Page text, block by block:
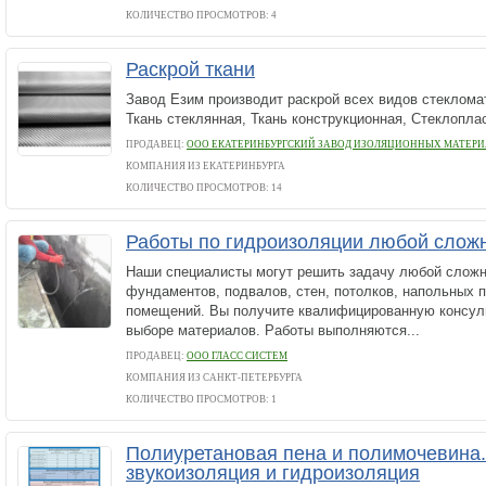
КОЛИЧЕСТВО ПРОСМОТРОВ: 4
Раскрой ткани
Завод Езим производит раскрой всех видов
Ткань стеклянная, Ткань конструкционная,
ПРОДАВЕЦ: ООО ЕКАТЕРИНБУРГСКИЙ ЗАВОД ИЗОЛЯЦИОННЫХ
КОМПАНИЯ ИЗ ЕКАТЕРИНБУРГА
КОЛИЧЕСТВО ПРОСМОТРОВ: 14
Работы по гидроизоляции любой
Наши специалисты могут решить задачу любой
фундаментов, подвалов, стен, потолков, напольных
помещений. Вы получите квалифицированную
выборе материалов. Работы выполняются...
ПРОДАВЕЦ: ООО ГЛАСС СИСТЕМ
КОМПАНИЯ ИЗ САНКТ-ПЕТЕРБУРГА
КОЛИЧЕСТВО ПРОСМОТРОВ: 1
Полиуретановая пена и
звукоизоляция и гидроизоляция